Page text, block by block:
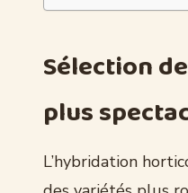
Sélection
plus
L’hybridation